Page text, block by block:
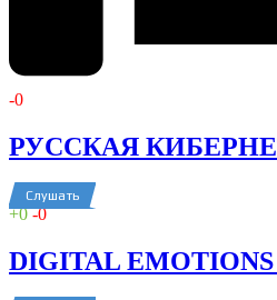
-0
РУССКАЯ
Слушать
+0 -0
DIGITAL EMOTIONS